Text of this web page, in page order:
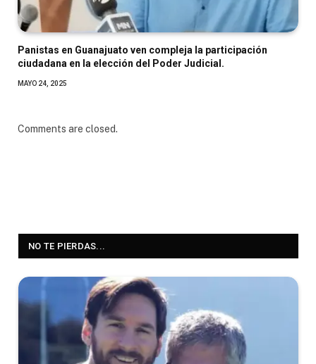
Panistas en Guanajuato ven compleja la participación
ciudadana en la elección del Poder Judicial.
MAYO 24, 2025
Comments are closed.
NO TE PIERDAS...